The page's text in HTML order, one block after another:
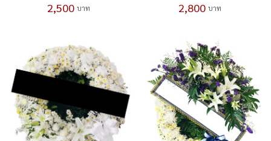
2,500 บาท 2,800 บาท